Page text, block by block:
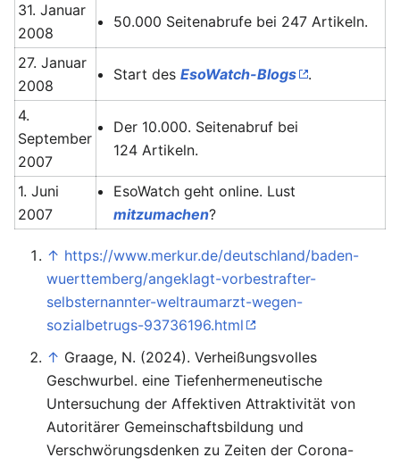
31. Januar
2008
50.000 Seitenabrufe bei 247 Artikeln.
27. Januar
2008
Start desEsoWatch-Blogs .
4.
September
2007
Der 10.000. Seitenabruf bei
124 Artikeln.
1. Juni
2007
EsoWatch geht online. Lust
mitzumachen?
↑ https://www.merkur.de/deutschland/baden-
wuerttemberg/angeklagt-vorbestrafter-
selbsternannter-weltraumarzt-wegen-
sozialbetrugs-93736196.html
↑ Graage, N. (2024). Verheißungsvolles
Geschwurbel. eine Tiefenhermeneutische
Untersuchung der Affektiven Attraktivität von
Autoritärer Gemeinschaftsbildung und
Verschwörungsdenken zu Zeiten der Corona-